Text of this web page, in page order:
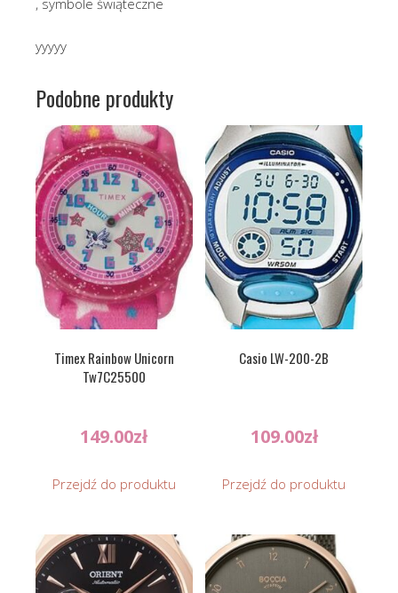
yyyyy
Podobne produkty
Timex Rainbow Unicorn
Tw7C25500
149.00zł
Przejdź do produktu
Casio LW-200-2B
109.00zł
Przejdź do produktu